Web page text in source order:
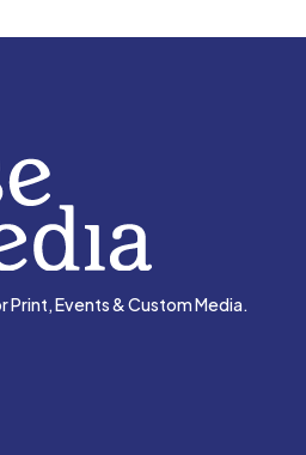
Print, Events & Custom Media.